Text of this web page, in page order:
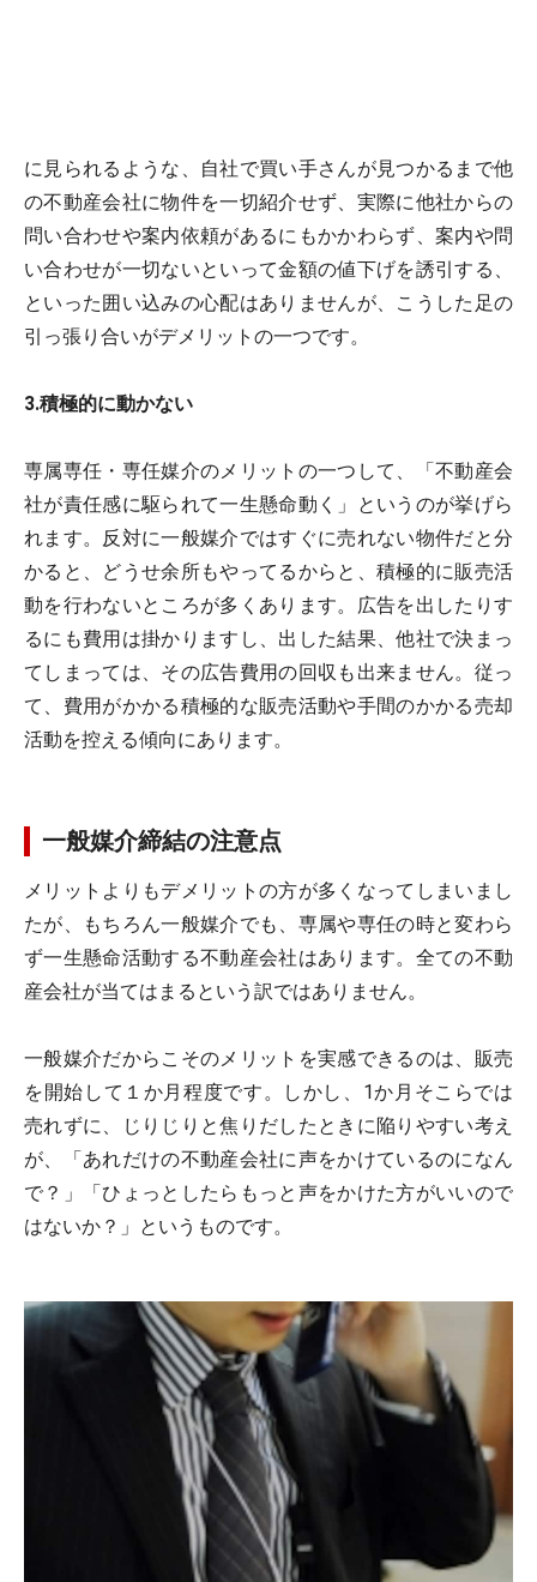
に見られるような、自社で買い手さんが見つかるまで他
の不動産会社に物件を一切紹介せず、実際に他社からの
問い合わせや案内依頼があるにもかかわらず、案内や問
い合わせが一切ないといって金額の値下げを誘引する、
といった囲い込みの心配はありませんが、こうした足の
引っ張り合いがデメリットの一つです。
3.積極的に動かない
専属専任・専任媒介のメリットの一つして、「不動産会
社が責任感に駆られて一生懸命動く」というのが挙げら
れます。反対に一般媒介ではすぐに売れない物件だと分
かると、どうせ余所もやってるからと、積極的に販売活
動を行わないところが多くあります。広告を出したりす
るにも費用は掛かりますし、出した結果、他社で決まっ
てしまっては、その広告費用の回収も出来ません。従っ
て、費用がかかる積極的な販売活動や手間のかかる売却
活動を控える傾向にあります。
一般媒介締結の注意点
メリットよりもデメリットの方が多くなってしまいまし
たが、もちろん一般媒介でも、専属や専任の時と変わら
ず一生懸命活動する不動産会社はあります。全ての不動
産会社が当てはまるという訳ではありません。
一般媒介だからこそのメリットを実感できるのは、販売
を開始して１か月程度です。しかし、1か月そこらでは
売れずに、じりじりと焦りだしたときに陥りやすい考え
が、「あれだけの不動産会社に声をかけているのになん
で？」「ひょっとしたらもっと声をかけた方がいいので
はないか？」というものです。